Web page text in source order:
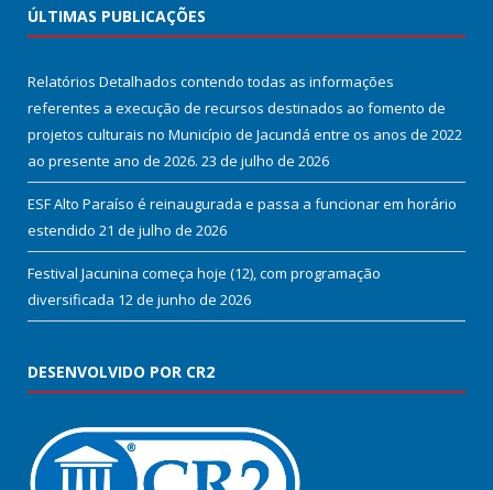
ÚLTIMAS PUBLICAÇÕES
Relatórios Detalhados contendo todas as informações
referentes a execução de recursos destinados ao fomento de
projetos culturais no Município de Jacundá entre os anos de 2022
ao presente ano de 2026. 23 de julho de 2026
ESF Alto Paraíso é reinaugurada e passa a funcionar em horário
estendido 21 de julho de 2026
Festival Jacunina começa hoje (12), com programação
diversificada 12 de junho de 2026
DESENVOLVIDO POR CR2